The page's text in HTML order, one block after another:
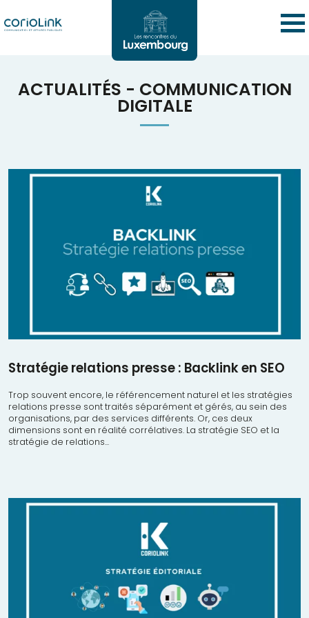
ACTUALITÉS - COMMUNICATION
DIGITALE
Stratégie relations presse : Backlink en SEO
Trop souvent encore, le référencement naturel et les stratégies
relations presse sont traités séparément et gérés, au sein des
organisations, par des services différents. Or, ces deux
dimensions sont en réalité corrélatives. La stratégie SEO et la
stratégie de relations...